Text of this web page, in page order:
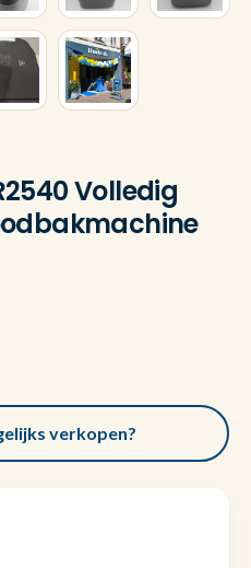
Volledig
verkopen?